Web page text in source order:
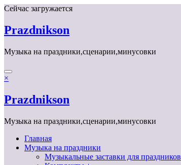
Перейти
содержимому
Сейчас загружается
Prazdnikson
Музыка на праздники,сценарии,минусовки
×
Prazdnikson
Музыка на праздники,сценарии,минусовки
Главная
Музыка на праздники
Музыкальные заставки для праздников